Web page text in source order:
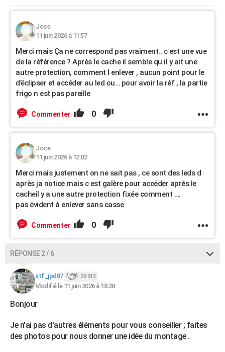
Joce
11 juin 2026 à 11:57
Merci mais Ça ne correspond pas vraiment.. c est une vue
de la référence ? Après le cache il semble qu il y ait une
autre protection, comment l enlever , aucun point pour le
d’éclipser et accéder au led ou… pour avoir la réf , la partie
frigo n est pas pareille
Commenter 0
Joce
11 juin 2026 à 12:02
Merci mais justement on ne sait pas , ce sont des leds d
après ja notice mais c est galère pour accéder après le
cacheil y a une autre protection fixée comment ….
pas évident à enlever sans casse
Commenter 0
RÉPONSE 2 / 6
stf_jpd87 29 913
Modifié le 11 juin 2026 à 18:28
Bonjour
Je n'ai pas d'autres éléments pour vous conseiller ; faites
des photos pour nous donner une idée du montage .